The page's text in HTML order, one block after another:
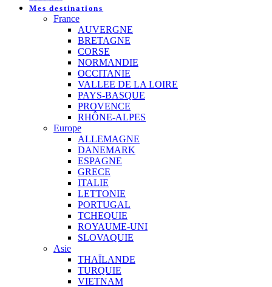
Mes destinations
France
AUVERGNE
BRETAGNE
CORSE
NORMANDIE
OCCITANIE
VALLEE DE LA LOIRE
PAYS-BASQUE
PROVENCE
RHÔNE-ALPES
Europe
ALLEMAGNE
DANEMARK
ESPAGNE
GRECE
ITALIE
LETTONIE
PORTUGAL
TCHEQUIE
ROYAUME-UNI
SLOVAQUIE
Asie
THAÏLANDE
TURQUIE
VIETNAM